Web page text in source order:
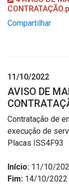
Compartilhar
11/10/2022
AVISO DE
Contratação de
execução de
Placas ISS4F93
Início: 11/10/
Fim: 14/10/2022